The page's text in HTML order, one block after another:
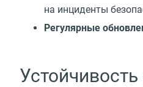
на инциденты
Регулярные
Устойчивость